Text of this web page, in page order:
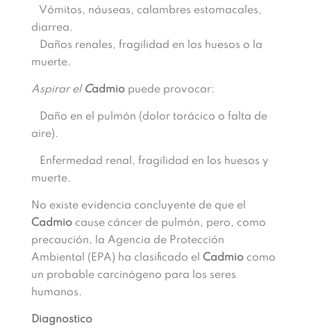
Vómitos, náuseas, calambres estomacales,
diarrea.
Daños renales, fragilidad en los huesos o la
muerte.
Aspirar el Cadmio puede provocar:
Daño en el pulmón (dolor torácico o falta de
aire).
Enfermedad renal, fragilidad en los huesos y
muerte.
No existe evidencia concluyente de que el
Cadmiocause cáncer de pulmón, pero, como
precaución, la Agencia de Protección
Ambiental (EPA) ha clasificado el Cadmiocomo
un probable carcinógeno para los seres
humanos.
Diagnostico